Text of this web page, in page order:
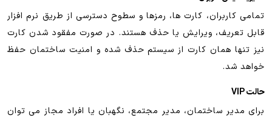
تمامی کاربران، کارت ها، رمزها و سطوح دسترسی از طریق نرم افزار
قابل تعریف، ویرایش یا حذف هستند. در صورت مفقود شدن کارت
نیز تنها همان کارت از سیستم حذف شده و امنیت ساختمان حفظ
خواهد شد.
حالت VIP
برای مدیر ساختمان، مدیر مجتمع، نگهبان یا افراد مجاز می توان